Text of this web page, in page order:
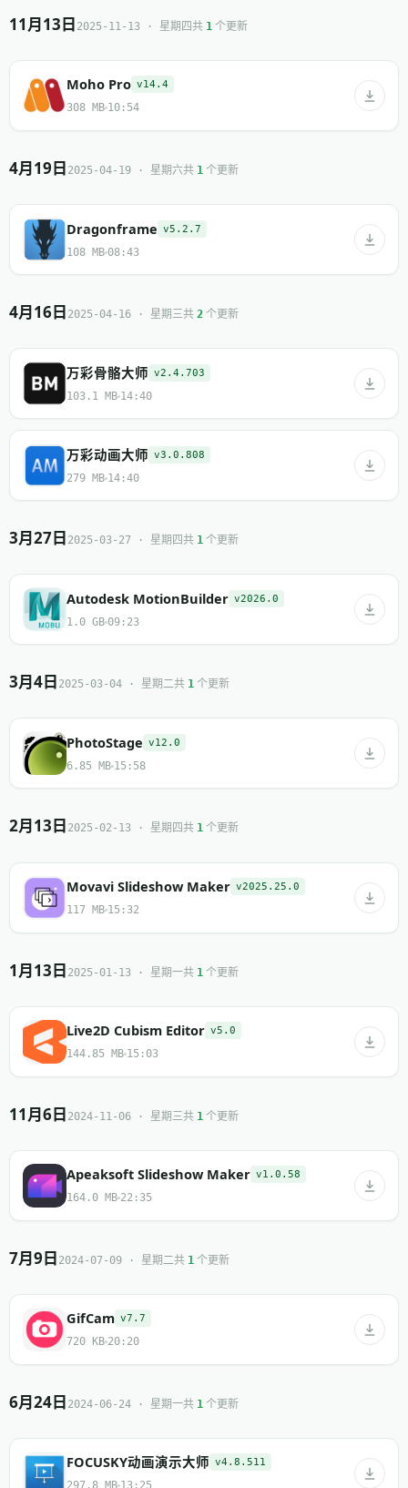
11月13日 2025-11-13 · 星期四共 1 个更新
Moho Pro v14.4
308 MB 10:54
4月19日 2025-04-19 · 星期六共 1 个更新
Dragonframe v5.2.7
108 MB 08:43
4月16日 2025-04-16 · 星期三共 2 个更新
万彩骨骼大师 v2.4.703
103.1 MB 14:40
万彩动画大师 v3.0.808
279 MB 14:40
3月27日 2025-03-27 · 星期四共 1 个更新
Autodesk MotionBuilder v2026.0
1.0 GB 09:23
3月4日 2025-03-04 · 星期二共 1 个更新
PhotoStage v12.0
6.85 MB 15:58
2月13日 2025-02-13 · 星期四共 1 个更新
Movavi Slideshow Maker v2025.25.0
117 MB 15:32
1月13日 2025-01-13 · 星期一共 1 个更新
Live2D Cubism Editor v5.0
144.85 MB 15:03
11月6日 2024-11-06 · 星期三共 1 个更新
Apeaksoft Slideshow Maker v1.0.58
164.0 MB 22:35
7月9日 2024-07-09 · 星期二共 1 个更新
GifCam v7.7
720 KB 20:20
6月24日 2024-06-24 · 星期一共 1 个更新
FOCUSKY动画演示大师 v4.8.511